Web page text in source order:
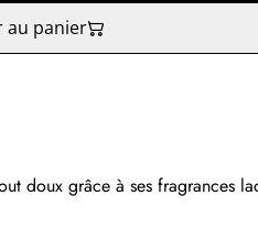
au panier
doux grâce à ses fragrances